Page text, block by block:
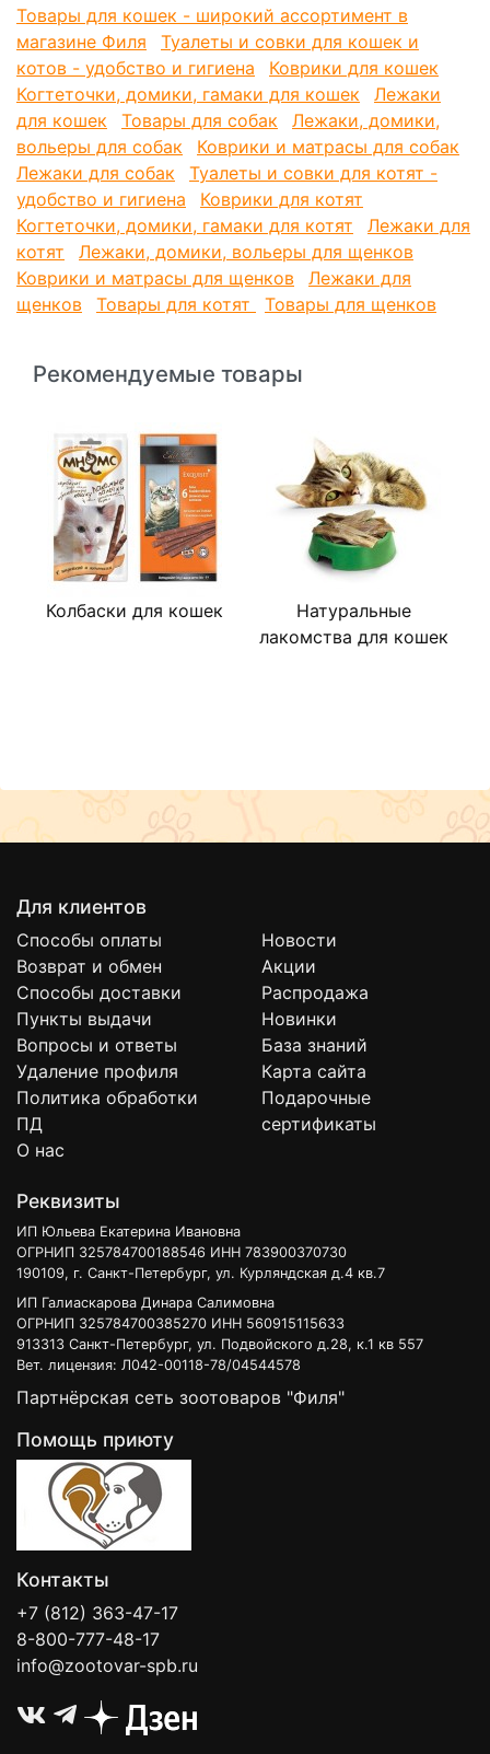
можно пылесосить!
Долго не теряет своих свойств.
Размер каждого коврика 1м х 1,6м. Из них 1,52м в
ширину – резиновая основа.
Также каждый коврик имеет по 4 см с двух сторон
не прорезиненного материала. Эт
и части либо можно отрезать, либо оставить.
Товары для кошек - широкий ассортимент в
магазине Филя
Туалеты и совки для кошек и
котов - удобство и гигиена
Коврики для кошек
Когтеточки, домики, гамаки для кошек
Лежаки
для кошек
Товары для собак
Лежаки, домики,
вольеры для собак
Коврики и матрасы для собак
Лежаки для собак
Туалеты и совки для котят -
удобство и гигиена
Коврики для котят
Когтеточки, домики, гамаки для котят
Лежаки для
котят
Лежаки, домики, вольеры для щенков
Коврики и матрасы для щенков
Лежаки для
щенков
Товары для котят Товары для щенков
Рекомендуемые товары
Колбаски для кошек
Натуральные
лакомства для кошек
Для клиентов
Способы оплаты
Возврат и обмен
Способы доставки
Пункты выдачи
Вопросы и ответы
Удаление профиля
Политика обработки
ПД
О нас
Новости
Акции
Распродажа
Новинки
База знаний
Карта сайта
Подарочные
сертификаты
Реквизиты
ИП Юльева Екатерина Ивановна
ОГРНИП 325784700188546 ИНН 783900370730
190109, г. Санкт-Петербург, ул. Курляндская д.4 кв.7
ИП Галиаскарова Динара Салимовна
ОГРНИП 325784700385270 ИНН 560915115633
913313 Санкт-Петербург, ул. Подвойского д.28, к.1 кв 557
Вет. лицензия: Л042-00118-78/04544578
Партнёрская сеть зоотоваров "Филя"
Помощь приюту
Контакты
+7 (812) 363-47-17
8-800-777-48-17
info@zootovar-spb.ru